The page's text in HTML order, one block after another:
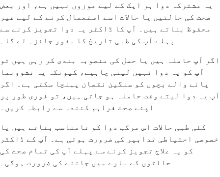
یہ مشترکہ دوا ہر ایک کے لیے موزوں نہیں ہے، اور بعض
صحت کی حالتیں یا حالات اسے استعمال کرنے کے لیے غیر
محفوظ بناتے ہیں۔ آپ کا ڈاکٹر یہ دوا تجویز کرنے سے
پہلے آپ کی طبی تاریخ کا بغور جائزہ لے گا۔
اگر آپ حاملہ ہیں یا حمل کی منصوبہ بندی کر رہی ہیں تو
آپ کو یہ دوا نہیں لینی چاہیے، کیونکہ یہ نشوونما
پانے والے بچوں کو سنگین نقصان پہنچا سکتی ہے۔ اگر
آپ یہ دوا لیتے وقت حاملہ ہو جاتی ہیں، تو فوری طور پر
اپنے صحت فراہم کنندہ سے رابطہ کریں۔
کئی طبی حالات اس مرکب دوا کو نامناسب بناتے ہیں یا
خصوصی احتیاطی تدابیر کی ضرورت ہوتی ہے۔ آپ کے ڈاکٹر
کو یہ علاج تجویز کرنے سے پہلے آپ کی تمام صحت کی
حالتوں کے بارے میں جاننے کی ضرورت ہوگی۔